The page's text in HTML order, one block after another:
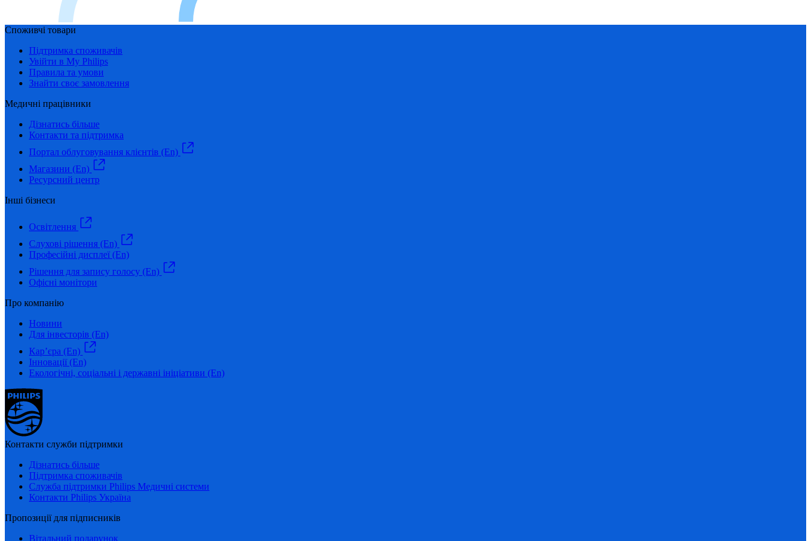
Споживчі товари
Підтримка споживачів
Увійти в My Philips
Правила та умови
Знайти своє замовлення
Медичні працівники
Дізнатись більше
Контакти та підтримка
Портал облуговування клієнтів (En)
Магазини (En)
Ресурсний центр
Інші бізнеси
Освітлення
Слухові рішення (En)
Професійні дисплеї (En)
Рішення для запису голосу (En)
Офісні монітори
Про компанію
Новини
Для інвесторів (En)
Кар’єра (En)
Інновації (En)
Екологічні, соціальні і державні ініціативи (En)
Контакти служби підтримки
Дізнатись більше
Підтримка споживачів
Служба підтримки Philips Медичні системи
Контакти Philips Україна
Пропозиції для підписників
Вітальний подарунок